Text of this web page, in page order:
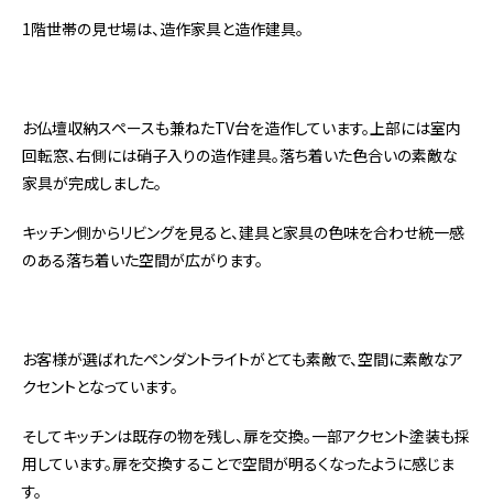
1階世帯の見せ場は、造作家具と造作建具。
お仏壇収納スペースも兼ねたTV台を造作しています。上部には室内
回転窓、右側には硝子入りの造作建具。落ち着いた色合いの素敵な
家具が完成しました。
キッチン側からリビングを見ると、建具と家具の色味を合わせ統一感
のある落ち着いた空間が広がります。
お客様が選ばれたペンダントライトがとても素敵で、空間に素敵なア
クセントとなっています。
そしてキッチンは既存の物を残し、扉を交換。一部アクセント塗装も採
用しています。扉を交換することで空間が明るくなったように感じま
す。